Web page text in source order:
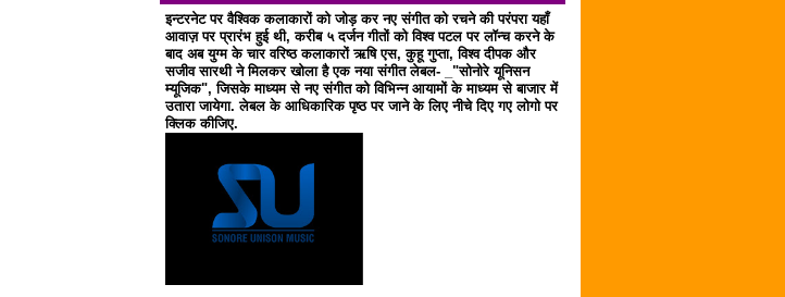
इन्टरनेट पर वैश्विक कलाकारों को जोड़ कर नए संगीत को रचने की परंपरा यहाँ
आवाज़ पर प्रारंभ हुई थी, करीब ५ दर्जन गीतों को विश्व पटल पर लॉन्च करने के
बाद अब युग्म के चार वरिष्ठ कलाकारों ऋषि एस, कुहू गुप्ता, विश्व दीपक और
सजीव सारथी ने मिलकर खोला है एक नया संगीत लेबल- _"सोनोरे यूनिसन
म्यूजिक", जिसके माध्यम से नए संगीत को विभिन्न आयामों के माध्यम से बाजार में
उतारा जायेगा. लेबल के आधिकारिक पृष्ठ पर जाने के लिए नीचे दिए गए लोगो पर
क्लिक कीजिए.